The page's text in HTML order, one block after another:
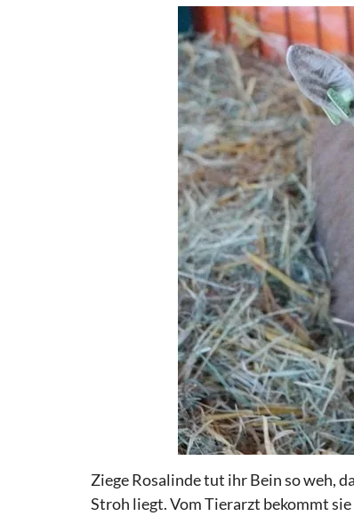
Ziege Rosalinde tut ihr Bein so weh,
Stroh liegt. Vom Tierarzt bekommt